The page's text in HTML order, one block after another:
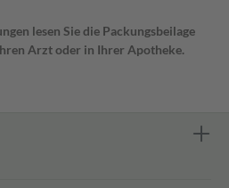
lesen Sie die Packungsbeilage
Arzt oder in Ihrer Apotheke.